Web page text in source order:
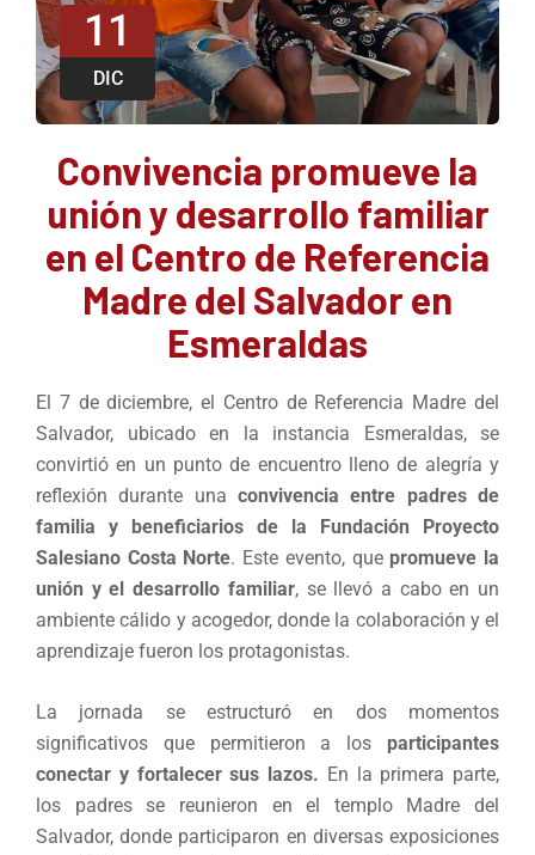
11
DIC
Convivencia promueve la
unión y desarrollo familiar
en el Centro de Referencia
Madre del Salvador en
Esmeraldas
El 7 de diciembre, el Centro de Referencia Madre del
Salvador, ubicado en la instancia Esmeraldas, se
convirtió en un punto de encuentro lleno de alegría y
reflexión durante una convivencia entre padres de
familia y beneficiarios de la Fundación Proyecto
Salesiano Costa Norte. Este evento, que promueve la
unión y el desarrollo familiar, se llevó a cabo en un
ambiente cálido y acogedor, donde la colaboración y el
aprendizaje fueron los protagonistas.
La jornada se estructuró en dos momentos
significativos que permitieron a los participantes
conectar y fortalecer sus lazos. En la primera parte,
los padres se reunieron en el templo Madre del
Salvador, donde participaron en diversas exposiciones